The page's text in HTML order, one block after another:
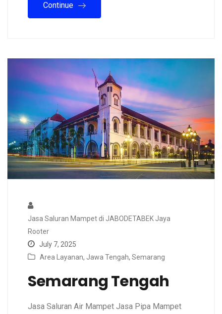
Continue
Jasa Saluran Mampet di JABODETABEK Jaya
Rooter
July 7, 2025
Area Layanan, Jawa Tengah, Semarang
Semarang Tengah
Jasa Saluran Air Mampet Jasa Pipa Mampet